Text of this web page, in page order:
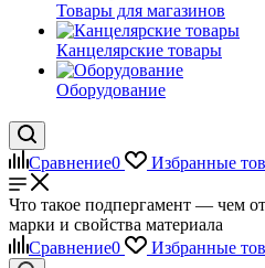
Товары для магазинов
Канцелярские товары
Оборудование
Сравнение0 Избранные
Что такое подпергамент — чем
марки и свойства материала
Сравнение0 Избранные